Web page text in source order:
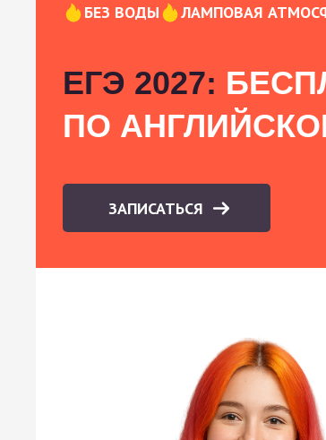
БЕЗ ВОДЫ ЛАМПОВАЯ
ЕГЭ 2027:
ПО
ЗАПИСАТЬСЯ